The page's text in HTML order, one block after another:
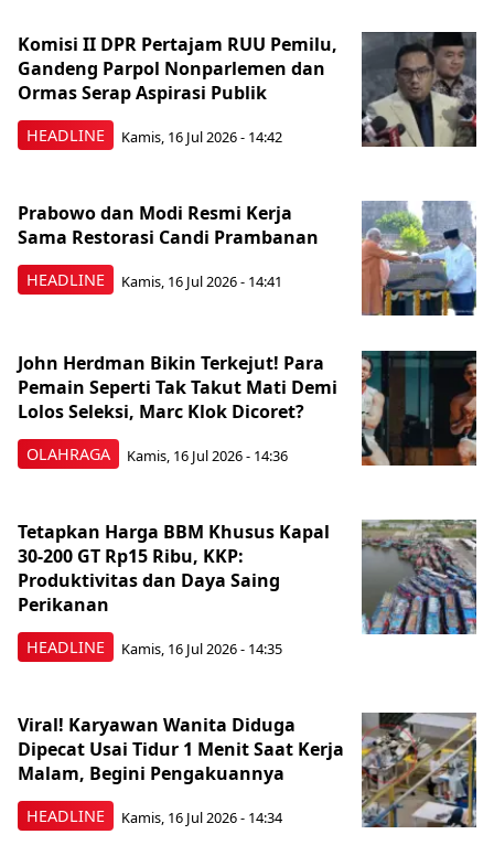
HEADLINE
Komisi II DPR Pertajam RUU Pemilu,
Gandeng Parpol Nonparlemen dan
Ormas Serap Aspirasi Publik
Kamis, 16 Jul 2026 - 14:42
HEADLINE
Prabowo dan Modi Resmi Kerja
Sama Restorasi Candi Prambanan
Kamis, 16 Jul 2026 - 14:41
OLAHRAGA
John Herdman Bikin Terkejut! Para
Pemain Seperti Tak Takut Mati Demi
Lolos Seleksi, Marc Klok Dicoret?
Kamis, 16 Jul 2026 - 14:36
HEADLINE
Tetapkan Harga BBM Khusus Kapal
30-200 GT Rp15 Ribu, KKP:
Produktivitas dan Daya Saing
Perikanan
Kamis, 16 Jul 2026 - 14:35
HEADLINE
Viral! Karyawan Wanita Diduga
Dipecat Usai Tidur 1 Menit Saat Kerja
Malam, Begini Pengakuannya
Kamis, 16 Jul 2026 - 14:34